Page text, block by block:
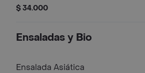
(470 ml)
$ 34.000
Ensaladas y Bio
Ensalada Asiática